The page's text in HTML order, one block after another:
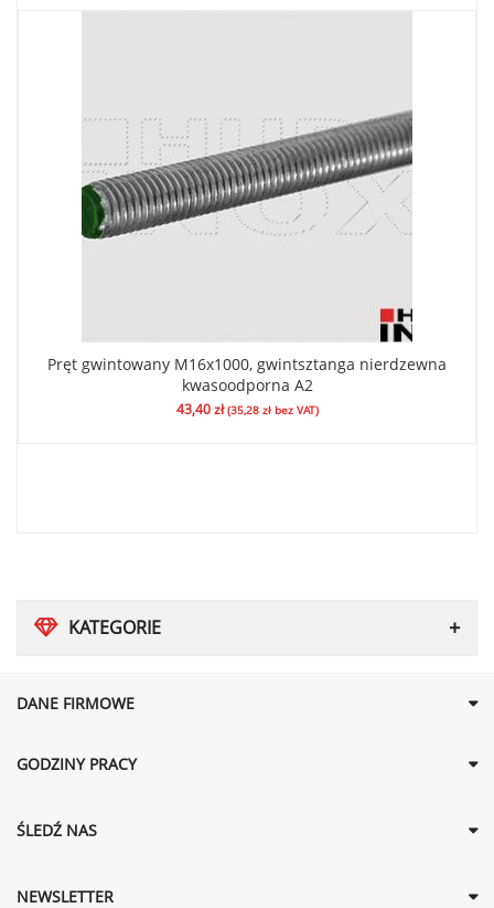
KATEGORIE
Pręt gwintowany M16x1000, gwintsztanga nierdzewna
kwasoodporna A2
43,40zł (35,28 złbez VAT)
DANE FIRMOWE
GODZINY PRACY
ŚLEDŹ NAS
NEWSLETTER